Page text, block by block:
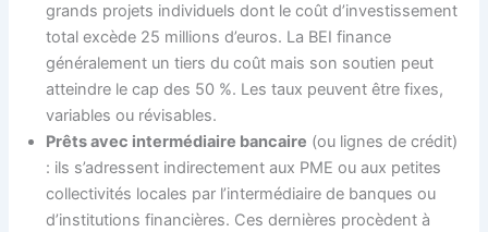
grands projets individuels dont le coût d’investissement
total excède 25 millions d’euros. La BEI finance
généralement un tiers du coût mais son soutien peut
atteindre le cap des 50 %. Les taux peuvent être fixes,
variables ou révisables.
Prêts avec intermédiaire bancaire (ou lignes de crédit)
: ils s’adressent indirectement aux PME ou aux petites
collectivités locales par l’intermédiaire de banques ou
d’institutions financières. Ces dernières procèdent à